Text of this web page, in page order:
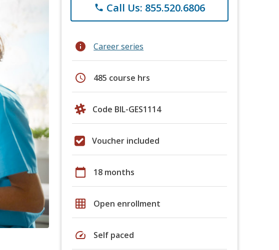
phone Call Us: 855.520.6806
info Career series
schedule 485 course hrs
Code BIL-GES1114
Voucher included
calendar_today 18 months
grid_on Open enrollment
speed Self paced